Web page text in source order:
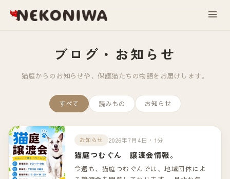
ブログ・お知らせ
猫庭からのお知らせや、保護猫たちの物語をお届けします。
すべて 読みもの お知らせ
お知らせ 2026年7月4日・1分
猫庭つむぐん 譲渡会情報。
今週も、猫庭つむぐんでは、地域団体によ